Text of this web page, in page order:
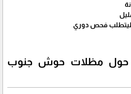
فحص دوري
حول مظلات حوش جنوب